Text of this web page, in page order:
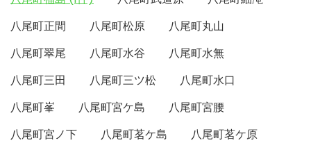
八尾町正間
八尾町松原
八尾町丸山
八尾町翠尾
八尾町水谷
八尾町水無
八尾町三田
八尾町三ツ松
八尾町水口
八尾町峯
八尾町宮ケ島
八尾町宮腰
八尾町宮ノ下
八尾町茗ケ島
八尾町茗ケ原